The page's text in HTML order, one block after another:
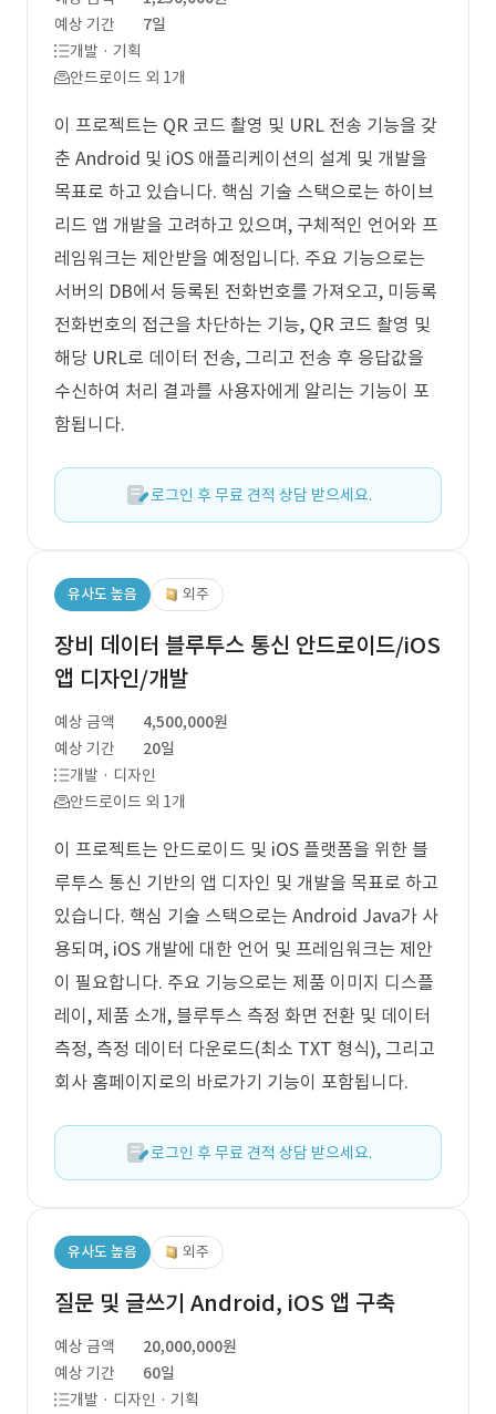
예상 기간
7일
개발 · 기획
안드로이드 외 1개
이 프로젝트는 QR 코드 촬영 및 URL 전송 기능을 갖
춘 Android 및 iOS 애플리케이션의 설계 및 개발을
목표로 하고 있습니다. 핵심 기술 스택으로는 하이브
리드 앱 개발을 고려하고 있으며, 구체적인 언어와 프
레임워크는 제안받을 예정입니다. 주요 기능으로는
서버의 DB에서 등록된 전화번호를 가져오고, 미등록
전화번호의 접근을 차단하는 기능, QR 코드 촬영 및
해당 URL로 데이터 전송, 그리고 전송 후 응답값을
수신하여 처리 결과를 사용자에게 알리는 기능이 포
함됩니다.
로그인 후 무료 견적 상담 받으세요.
유사도 높음 외주
장비 데이터 블루투스 통신 안드로이드/iOS
앱 디자인/개발
예상 금액
4,500,000원
예상 기간
20일
개발 · 디자인
안드로이드 외 1개
이 프로젝트는 안드로이드 및 iOS 플랫폼을 위한 블
루투스 통신 기반의 앱 디자인 및 개발을 목표로 하고
있습니다. 핵심 기술 스택으로는 Android Java가 사
용되며, iOS 개발에 대한 언어 및 프레임워크는 제안
이 필요합니다. 주요 기능으로는 제품 이미지 디스플
레이, 제품 소개, 블루투스 측정 화면 전환 및 데이터
측정, 측정 데이터 다운로드(최소 TXT 형식), 그리고
회사 홈페이지로의 바로가기 기능이 포함됩니다.
로그인 후 무료 견적 상담 받으세요.
유사도 높음 외주
질문 및 글쓰기 Android, iOS 앱 구축
예상 금액
20,000,000원
예상 기간
60일
개발 · 디자인 · 기획